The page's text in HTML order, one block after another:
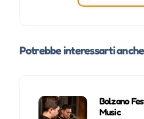
Potrebbe interessarti
Bolzano
Music